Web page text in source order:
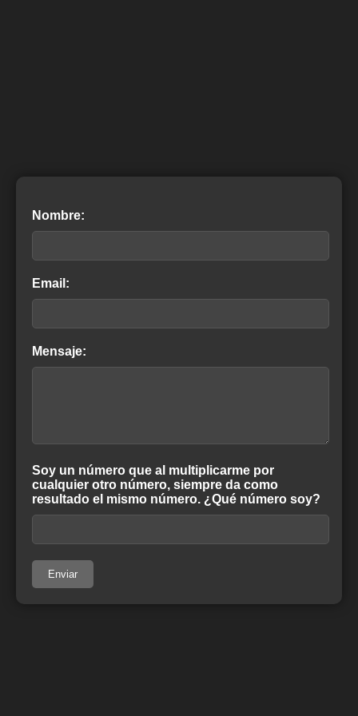
Nombre:
Email:
Mensaje:
Soy un número que al multiplicarme por
cualquier otro número, siempre da como
resultado el mismo número. ¿Qué número soy?